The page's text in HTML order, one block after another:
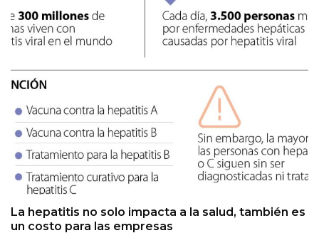
La hepatitis no solo impacta a la salud, también es
un costo para las empresas